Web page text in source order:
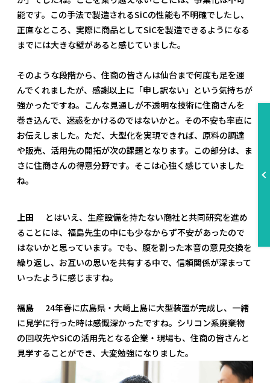
能です。この手法で製造されるSiCの性能も不明確でしたし、
正直なところ、実際に商品としてSiCを製造できるようになる
までには大きな壁があると感じていました。
そのような段階から、住商の皆さんは仙台まで何度も足を運
んでくれましたが、感謝以上に「申し訳ない」という気持ちが
強かったですね。こんな見通しが不透明な技術に住商さんを
巻き込んで、迷惑をかけるのではないかと。その不安も率直に
お伝えしました。ただ、大型化を実現できれば、原料の調達
や販売、活用先の開拓が次の課題となります。この部分は、ま
さに住商さんの得意分野です。そこは心強く感じていました
ね。
上田
とはいえ、生産設備を持たない商社と共同研究を進め
ることには、福島先生の中にも少なからず不安があったので
はないかと思っています。でも、腹を割った本音の意見交換を
繰り返し、お互いの思いを共有する中で、信頼関係が深まって
いったように感じますね。
福島
24年春に広島県・大崎上島に大型装置が完成し、一緒
に見学に行った時は感慨深かったですね。シリコン系廃棄物
の回収先やSiCの活用先となる企業・現場も、住商の皆さんと
見学することができ、大変勉強になりました。